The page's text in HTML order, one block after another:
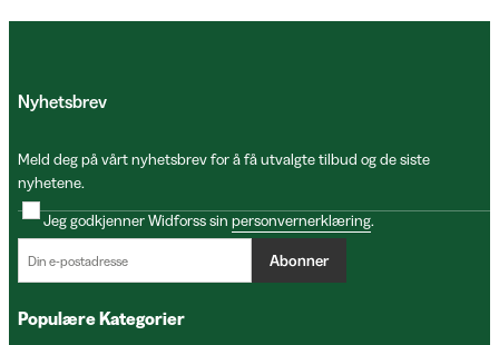
Nyhetsbrev
Meld deg på vårt nyhetsbrev for å få utvalgte tilbud og de siste
nyhetene.
Jeg godkjenner Widforss sin personvernerklæring.
Abonner
Populære Kategorier